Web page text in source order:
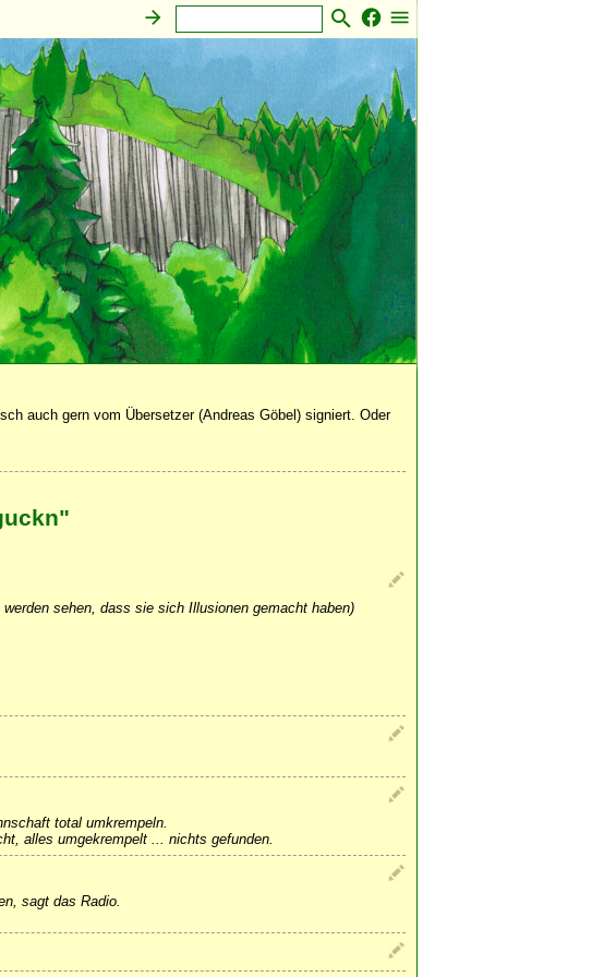
auch gern vom Übersetzer (Andreas Göbel) signiert. Oder
sehen, dass sie sich Illusionen gemacht haben)
total umkrempeln.
alles umgekrempelt ... nichts gefunden.
sagt das Radio.